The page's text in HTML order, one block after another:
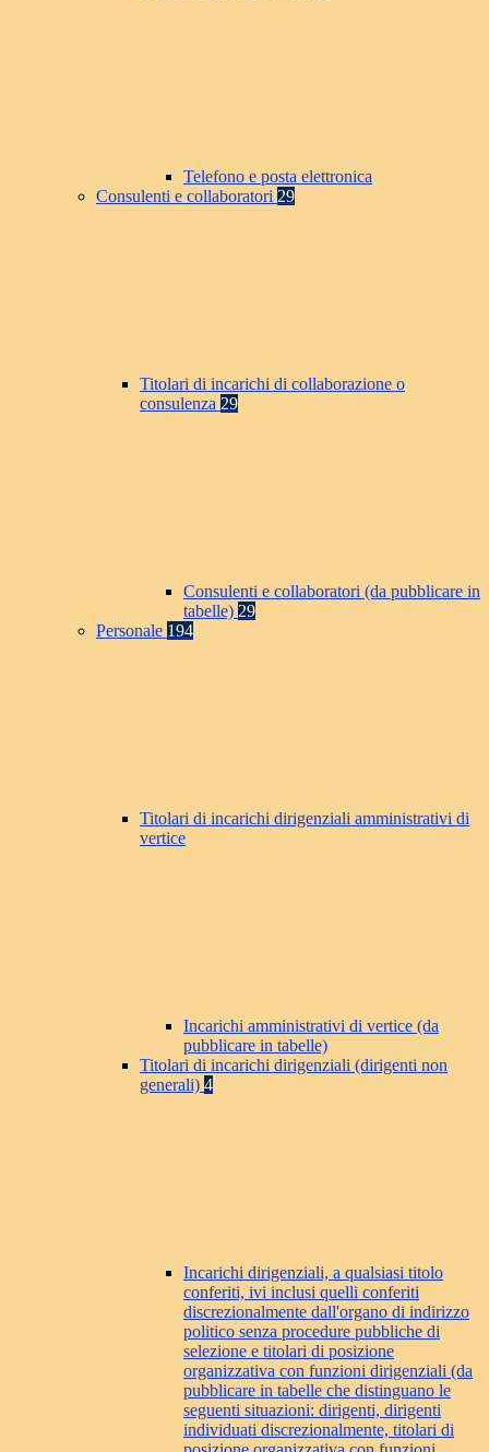
Telefono e posta elettronica
Consulenti e collaboratori 29
Titolari di incarichi di collaborazione o
consulenza 29
Consulenti e collaboratori (da pubblicare in
tabelle) 29
Personale 194
Titolari di incarichi dirigenziali amministrativi di
vertice
Incarichi amministrativi di vertice (da
pubblicare in tabelle)
Titolari di incarichi dirigenziali (dirigenti non
generali) 4
Incarichi dirigenziali, a qualsiasi titolo
conferiti, ivi inclusi quelli conferiti
discrezionalmente dall'organo di indirizzo
politico senza procedure pubbliche di
selezione e titolari di posizione
organizzativa con funzioni dirigenziali (da
pubblicare in tabelle che distinguano le
seguenti situazioni: dirigenti, dirigenti
individuati discrezionalmente, titolari di